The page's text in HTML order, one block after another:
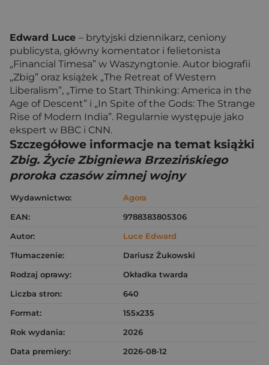
Edward Luce – brytyjski dziennikarz, ceniony
publicysta, główny komentator i felietonista
„Financial Timesa” w Waszyngtonie. Autor biografii
„Zbig” oraz książek „The Retreat of Western
Liberalism”, „Time to Start Thinking: America in the
Age of Descent” i „In Spite of the Gods: The Strange
Rise of Modern India”. Regularnie występuje jako
ekspert w BBC i CNN.
Szczegółowe informacje na temat książki
Zbig. Życie Zbigniewa Brzezińskiego
proroka czasów zimnej wojny
Wydawnictwo:
Agora
EAN:
9788383805306
Autor:
Luce Edward
Tłumaczenie:
Dariusz Żukowski
Rodzaj oprawy:
Okładka twarda
Liczba stron:
640
Format:
155x235
Rok wydania:
2026
Data premiery:
2026-08-12